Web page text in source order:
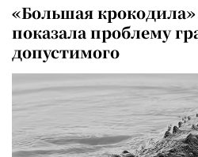
«Большая
показала проблему
допустимого